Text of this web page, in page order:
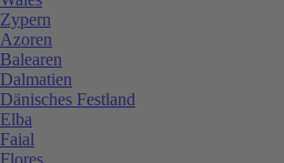
Zypern
Azoren
Balearen
Dalmatien
Dänisches Festland
Elba
Faial
Flores